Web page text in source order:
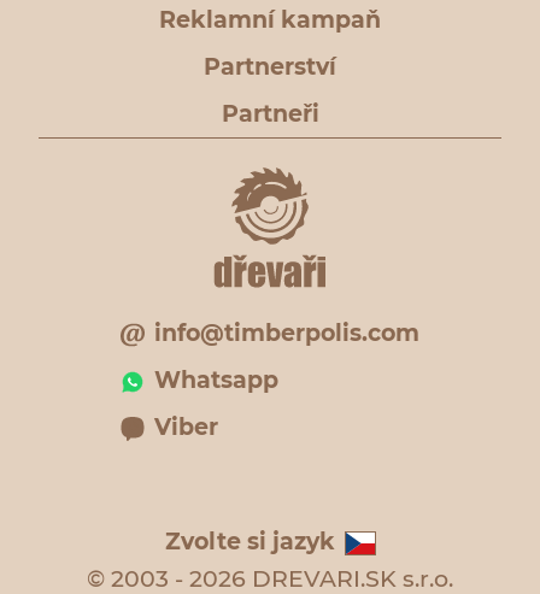
Reklamní kampaň
Partnerství
Partneři
info@timberpolis.com
Whatsapp
Viber
Zvolte si jazyk
© 2003 - 2026 DREVARI.SK s.r.o.